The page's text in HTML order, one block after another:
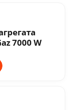
7000 W